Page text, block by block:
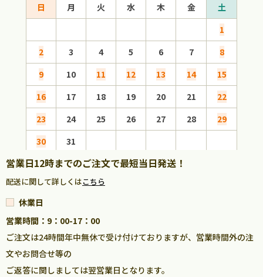
日 月 火 水 木 金
土
1
2
3 4 5 6 7
8
9
10 11 12 13 14
15
16
17 18 19 20 21
22
23
24 25 26 27 28
29
30
31
営業日12時までのご注文で最短当日発送！
配送に関して詳しくはこちら
休業日
営業時間：9：00-17：00
ご注文は24時間年中無休で受け付けておりますが、営業時間外の注
文やお問合せ等の
ご返答に関しましては翌営業日となります。